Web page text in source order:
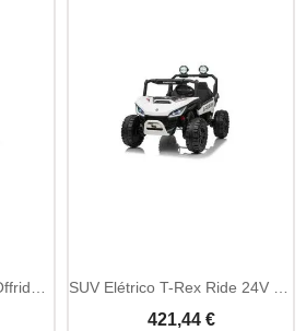
Todo-o-terreno elétrico Offride 24V 4x4 biplaza SUV Elétrico T-Rex Ride 24V 4x4 2 Lugares
421,44 €